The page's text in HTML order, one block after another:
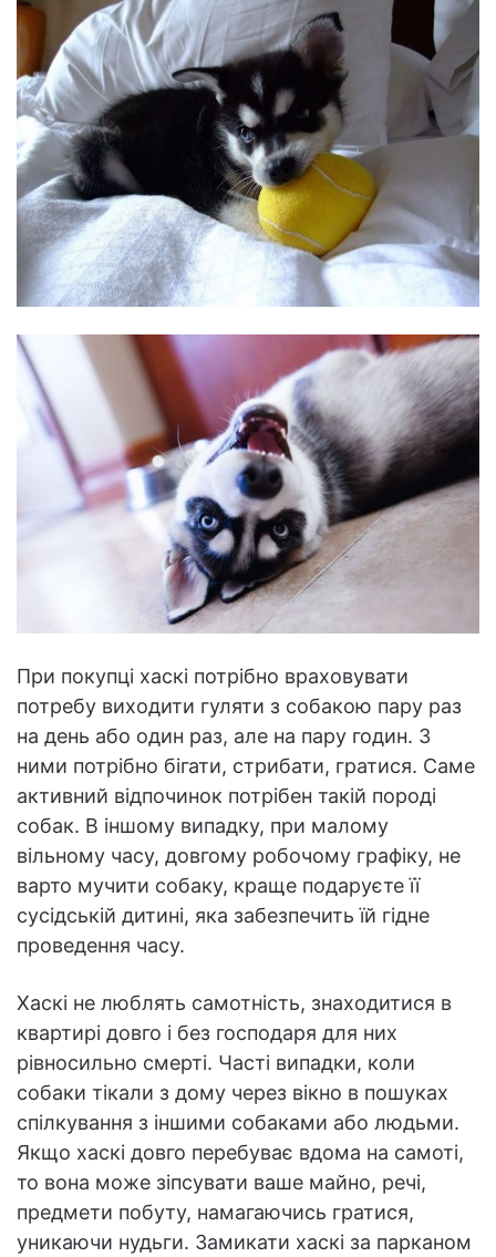
При покупці хаскі потрібно враховувати
потребу виходити гуляти з собакою пару раз
на день або один раз, але на пару годин. З
ними потрібно бігати, стрибати, гратися. Саме
активний відпочинок потрібен такій породі
собак. В іншому випадку, при малому
вільному часу, довгому робочому графіку, не
варто мучити собаку, краще подаруєте її
сусідській дитині, яка забезпечить їй гідне
проведення часу.
Хаскі не люблять самотність, знаходитися в
квартирі довго і без господаря для них
рівносильно смерті. Часті випадки, коли
собаки тікали з дому через вікно в пошуках
спілкування з іншими собаками або людьми.
Якщо хаскі довго перебуває вдома на самоті,
то вона може зіпсувати ваше майно, речі,
предмети побуту, намагаючись гратися,
уникаючи нудьги. Замикати хаскі за парканом